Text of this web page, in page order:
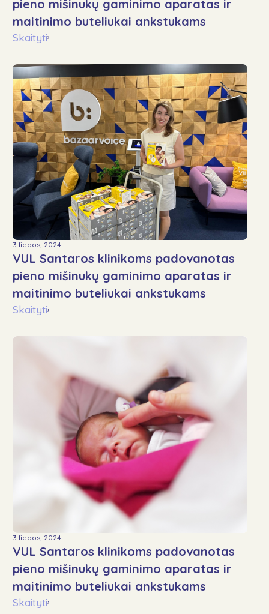
pieno mišinukų gaminimo aparatas ir
maitinimo buteliukai ankstukams
Skaityti›
3 liepos, 2024
VUL Santaros klinikoms padovanotas
pieno mišinukų gaminimo aparatas ir
maitinimo buteliukai ankstukams
Skaityti›
3 liepos, 2024
VUL Santaros klinikoms padovanotas
pieno mišinukų gaminimo aparatas ir
maitinimo buteliukai ankstukams
Skaityti›